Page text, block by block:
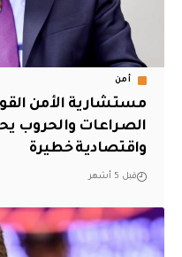
أمن
مستشارية الأمن
الصراعات والحروب
واقتصادية خطيرة
قبل 5 أشهر